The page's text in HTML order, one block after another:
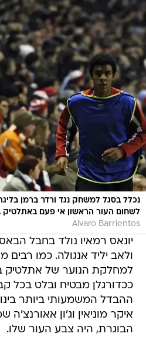
נכלל בסגל למשחק נגד ורדר ברמן
לשחום העור הראשון אי פעם באתלטיק
Alvaro Barrientos
יונאס רמאיו נולד בחבל
ולאב יליד אנגולה. כמו רבים
למחלקת הנוער של אתלטיק
ככדורגלן מבטיח ובלט בכל
ההבדל המשמעותי ביותר בינו
איקר מוניאין וג'ון
הבוגרת, היה צבע העור שלו.